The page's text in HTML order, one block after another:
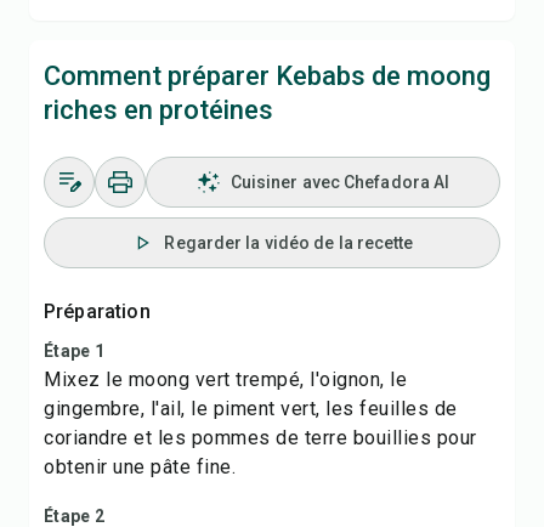
Comment préparer Kebabs de moong
riches en protéines
Cuisiner avec Chefadora AI
Regarder la vidéo de la recette
Préparation
Étape 1
Mixez le moong vert trempé, l'oignon, le
gingembre, l'ail, le piment vert, les feuilles de
coriandre et les pommes de terre bouillies pour
obtenir une pâte fine.
Étape 2